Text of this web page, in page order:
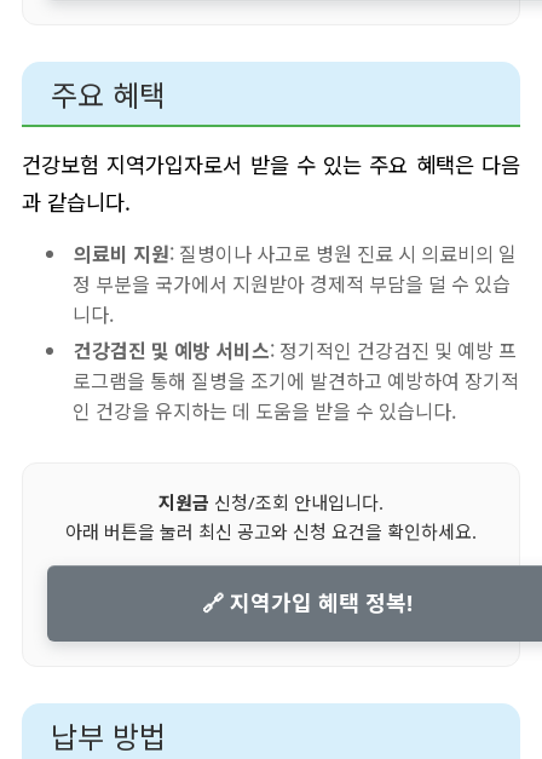
주요 혜택
건강보험 지역가입자로서 받을 수 있는 주요 혜택은 다음
과 같습니다.
의료비 지원: 질병이나 사고로 병원 진료 시 의료비의 일
정 부분을 국가에서 지원받아 경제적 부담을 덜 수 있습
니다.
건강검진 및 예방 서비스: 정기적인 건강검진 및 예방 프
로그램을 통해 질병을 조기에 발견하고 예방하여 장기적
인 건강을 유지하는 데 도움을 받을 수 있습니다.
지원금 신청/조회 안내입니다.
아래 버튼을 눌러 최신 공고와 신청 요건을 확인하세요.
🔗 지역가입 혜택 정복!
납부 방법